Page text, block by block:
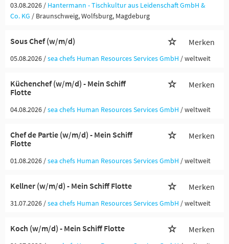
03.08.2026 / Hantermann - Tischkultur aus Leidenschaft GmbH &
Co. KG / Braunschweig, Wolfsburg, Magdeburg
Sous Chef (w/m/d) Merken
05.08.2026 /sea chefs Human Resources Services GmbH / weltweit
Küchenchef (w/m/d) - Mein Schiff
Flotte
Merken
04.08.2026 /sea chefs Human Resources Services GmbH / weltweit
Chef de Partie (w/m/d) - Mein Schiff
Flotte
Merken
01.08.2026 /sea chefs Human Resources Services GmbH / weltweit
Kellner (w/m/d) - Mein Schiff Flotte Merken
31.07.2026 /sea chefs Human Resources Services GmbH / weltweit
Koch (w/m/d) - Mein Schiff Flotte Merken